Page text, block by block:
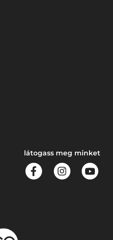
látogass meg minket